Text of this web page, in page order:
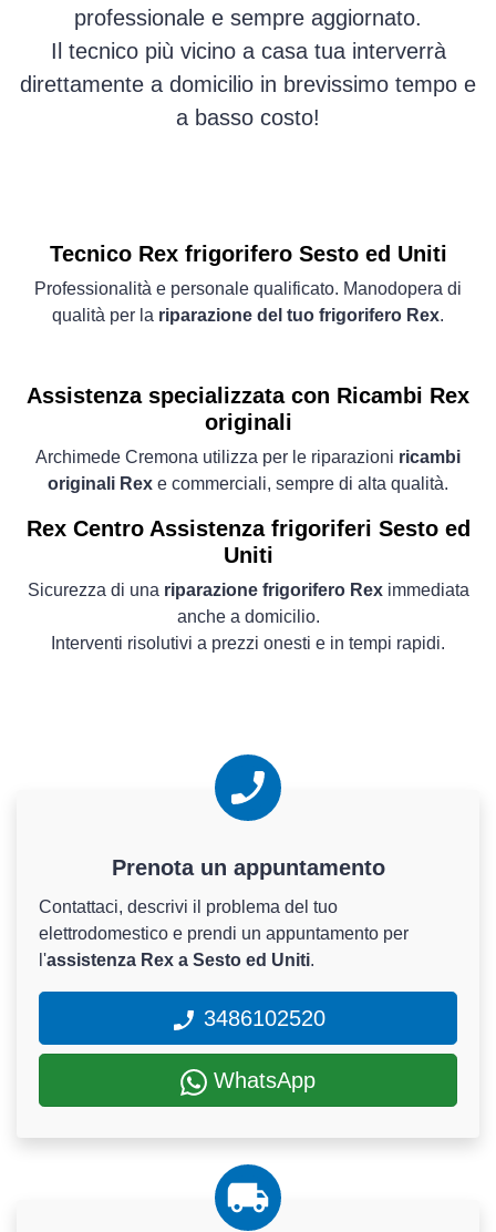
professionale e sempre aggiornato.
Il tecnico più vicino a casa tua interverrà
direttamente a domicilio in brevissimo tempo e
a basso costo!
Tecnico Rex frigorifero Sesto ed Uniti
Professionalità e personale qualificato. Manodopera di
qualità per la riparazione del tuo frigorifero Rex.
Assistenza specializzata con Ricambi Rex
originali
Archimede Cremona utilizza per le riparazioni ricambi
originali Rex e commerciali, sempre di alta qualità.
Rex Centro Assistenza frigoriferi Sesto ed
Uniti
Sicurezza di una riparazione frigorifero Reximmediata
anche a domicilio.
Interventi risolutivi a prezzi onesti e in tempi rapidi.
Prenota un appuntamento
Contattaci, descrivi il problema del tuo
elettrodomestico e prendi un appuntamento per
l'assistenza Rex a Sesto ed Uniti.
3486102520
WhatsApp